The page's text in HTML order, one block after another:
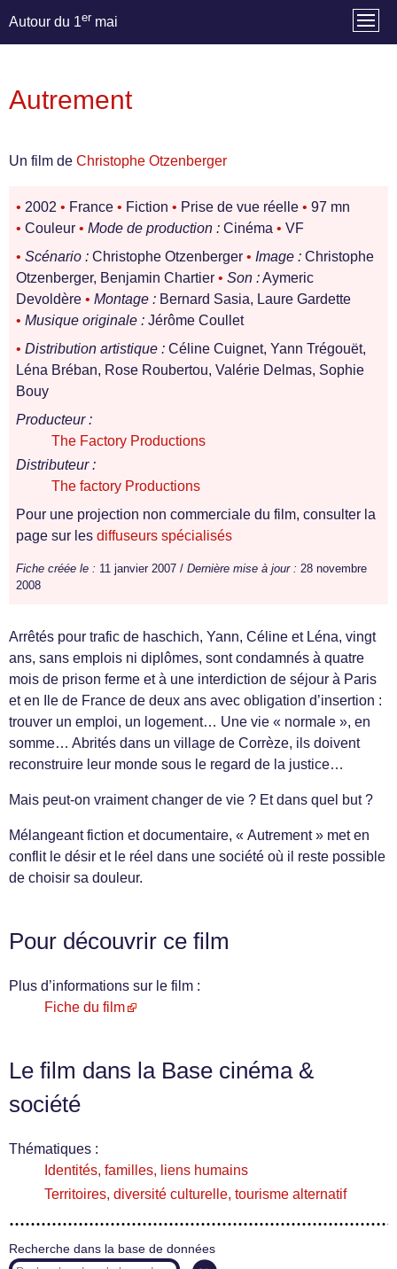
Autour du 1er mai
Autrement
Un film de Christophe Otzenberger
• 2002 • France • Fiction • Prise de vue réelle • 97 mn
• Couleur • Mode de production : Cinéma • VF
• Scénario : Christophe Otzenberger • Image : Christophe
Otzenberger, Benjamin Chartier • Son :Aymeric
Devoldère • Montage : Bernard Sasia, Laure Gardette
• Musique originale : Jérôme Coullet
• Distribution artistique : Céline Cuignet, Yann Trégouët,
Léna Bréban, Rose Roubertou, Valérie Delmas, Sophie
Bouy
Producteur :
The Factory Productions
Distributeur :
The factory Productions
Pour une projection non commerciale du film, consulter la
page sur les diffuseurs spécialisés
Fiche créée le : 11 janvier 2007 / Dernière mise à jour : 28 novembre
2008
Arrêtés pour trafic de haschich, Yann, Céline et Léna, vingt
ans, sans emplois ni diplômes, sont condamnés à quatre
mois de prison ferme et à une interdiction de séjour à Paris
et en Ile de France de deux ans avec obligation d’insertion :
trouver un emploi, un logement… Une vie « normale », en
somme… Abrités dans un village de Corrèze, ils doivent
reconstruire leur monde sous le regard de la justice…
Mais peut-on vraiment changer de vie ? Et dans quel but ?
Mélangeant fiction et documentaire, « Autrement » met en
conflit le désir et le réel dans une société où il reste possible
de choisir sa douleur.
Pour découvrir ce film
Plus d’informations sur le film :
Fiche du film
Le film dans la Base cinéma &
société
Thématiques :
Identités, familles, liens humains
Territoires, diversité culturelle, tourisme alternatif
Recherche dans la base de données